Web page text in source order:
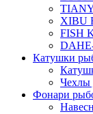
XIBU
FISH
Катушки
Чехлы
Фонари